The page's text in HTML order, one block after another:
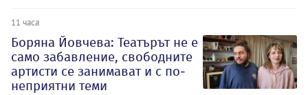
11 часа
Боряна Йовчева: Театърът не е
само забавление, свободните
артисти се занимават и с по-
неприятни теми